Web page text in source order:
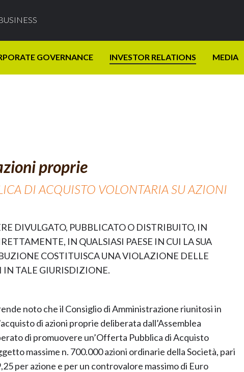
GOVERNANCE INVESTOR RELATIONS MEDIA
proprie
DI ACQUISTO VOLONTARIA SU AZIONI
DIVULGATO, PUBBLICATO O DISTRIBUITO, IN
IN QUALSIASI PAESE IN CUI LA SUA
COSTITUISCA UNA VIOLAZIONE DELLE
TALE GIURISDIZIONE.
noto che il Consiglio di Amministrazione riunitosi in
di azioni proprie deliberata dall’Assemblea
di promuovere un’Offerta Pubblica di Acquisto
massime n. 700.000 azioni ordinarie della Società, pari
per azione e per un controvalore massimo di Euro